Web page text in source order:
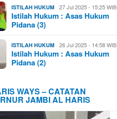
ISTILAH HUKUM 27 Jul 2025 - 15:25 WIB
Istilah Hukum : Asas Hukum
Pidana (3)
ISTILAH HUKUM 26 Jul 2025 - 14:58 WIB
Istilah Hukum : Asas Hukum
Pidana (2)
WAYS – CATATAN
JAMBI AL HARIS